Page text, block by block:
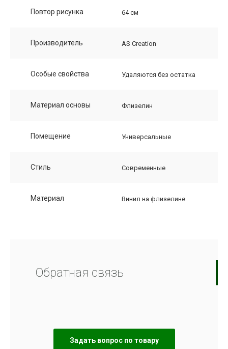
Повтор рисунка 64 см
Производитель AS Creation
Особые свойства Удаляются без остатка
Материал основы Флизелин
Помещение Универсальные
Стиль Современные
Материал Винил на флизелине
Обратная связь
Задать вопрос по товару